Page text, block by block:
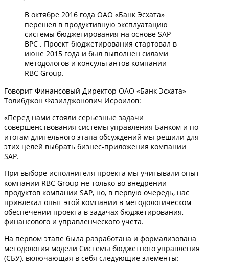
В октябре 2016 года ОАО «Банк Эсхата»
перешел в продуктивную эксплуатацию
системы бюджетирования на основе SAP
BPC . Проект бюджетирования стартовал в
июне 2015 года и был выполнен силами
методологов и консультантов компании
RBC Group.
Говорит Финансовый Директор ОАО «Банк Эсхата»
Толибджон Фазилджонович Исроилов:
«Перед нами стояли серьезные задачи
совершенствования системы управления Банком и по
итогам длительного этапа обсуждений мы решили для
этих целей выбрать бизнес-приложения компании
SAP.
При выборе исполнителя проекта мы учитывали опыт
компании RBC Group не только во внедрении
продуктов компании SAP, но, в первую очередь, нас
привлекал опыт этой компании в методологическом
обеспечении проекта в задачах бюджетирования,
финансового и управленческого учета.
На первом этапе была разработана и формализована
методология модели Системы бюджетного управления
(СБУ), включающая в себя следующие элементы: